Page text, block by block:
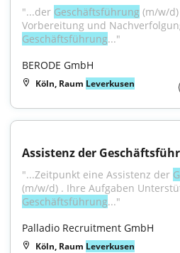
"...der Geschäftsführung (m/w/
Geschäftsführung..."
BERODE GmbH
Köln, Raum Leverkusen
Assistenz der
"...Zeitpunkt eine Assistenz der
Geschäftsführung..."
Palladio Recruitment GmbH
Köln, Raum Leverkusen